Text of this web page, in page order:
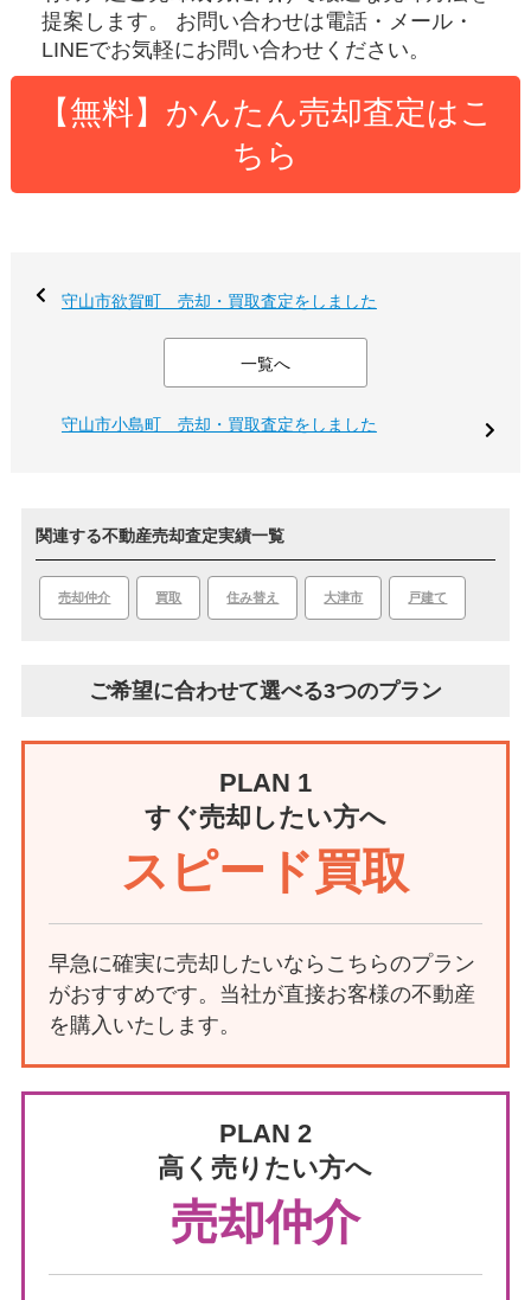
提案します。
お問い合わせは電話・メール・
LINEでお気軽にお問い合わせください。
【無料】かんたん売却査定はこ
ちら
守山市欲賀町 売却・買取査定をしました
一覧へ
守山市小島町 売却・買取査定をしました
関連する不動産売却査定実績一覧
売却仲介 買取 住み替え 大津市 戸建て
ご希望に合わせて選べる3つのプラン
PLAN 1
すぐ売却したい方へ
スピード買取
早急に確実に売却したいならこちらのプラン
がおすすめです。当社が直接お客様の不動産
を購入いたします。
PLAN 2
高く売りたい方へ
売却仲介